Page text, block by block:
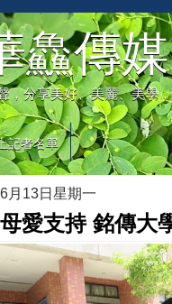
鱻傳媒
，分享美好、美麗、美學
記者名單
月13日星期一
愛支持 銘傳大